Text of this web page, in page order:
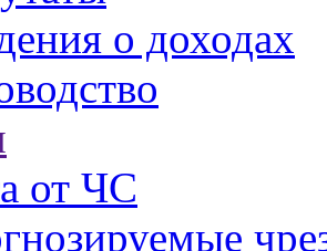
о доходах
от ЧС